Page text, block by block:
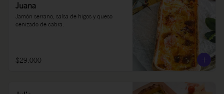
Juana
Jamón serrano, salsa de higos y queso
cenizado de cabra.
$29.000